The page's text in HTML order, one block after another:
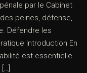
par le Cabinet
peines, défense,
Défendre les
Introduction En
est essentielle.